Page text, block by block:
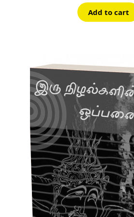
was:
₹70.00.
Add to cart